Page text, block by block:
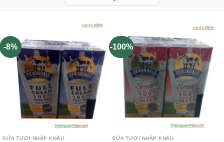
-8%
SỮA TƯƠI NHẬP KHẨU
-100%
SỮA TƯƠI NHẬP KHẨU